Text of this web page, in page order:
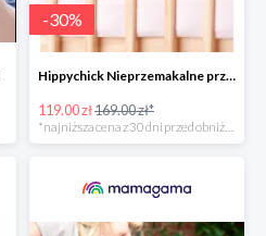
-30%
Hippychick Nieprzemakalne prześcieradło z gumką 100% Tencel
119.00 zł169.00 zł*
*najniższa cena z 30 dni przed obniżką